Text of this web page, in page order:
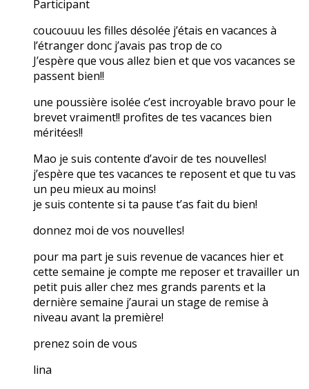
Participant
coucouuu les filles désolée j’étais en vacances à
l’étranger donc j’avais pas trop de co
J’espère que vous allez bien et que vos vacances se
passent bien!!
une poussière isolée c’est incroyable bravo pour le
brevet vraiment!! profites de tes vacances bien
méritées!!
Mao je suis contente d’avoir de tes nouvelles!
j’espère que tes vacances te reposent et que tu vas
un peu mieux au moins!
je suis contente si ta pause t’as fait du bien!
donnez moi de vos nouvelles!
pour ma part je suis revenue de vacances hier et
cette semaine je compte me reposer et travailler un
petit puis aller chez mes grands parents et la
dernière semaine j’aurai un stage de remise à
niveau avant la première!
prenez soin de vous
lina